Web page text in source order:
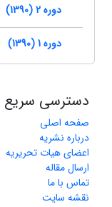
دوره 2 (1390)
دوره 1 (1390)
دسترسی سریع
صفحه اصلی
درباره نشریه
اعضای هیات تحریریه
ارسال مقاله
تماس با ما
نقشه سایت